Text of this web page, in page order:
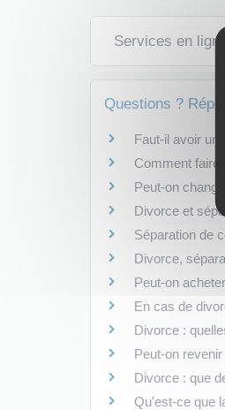
Services en
Questions ?
Faut-il avoir un
Comment faire
Peut-on
Divorce et
Séparation de
Divorce,
Peut-on
En cas de
Divorce :
Peut-on
Divorce : que
Qu'est-ce que